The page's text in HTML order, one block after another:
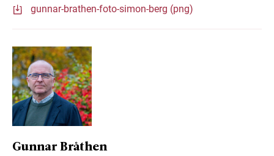
gunnar-brathen-foto-simon-berg (png)
Gunnar Bråthen